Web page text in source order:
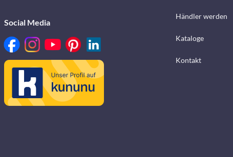
Social Media
Händler werden
Kataloge
Kontakt